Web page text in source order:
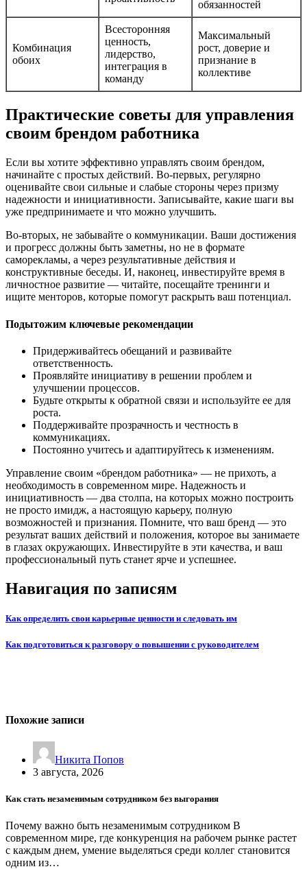
обязанностей
Комбинация
обоих
Всесторонняя
ценность,
лидерство,
интеграция в
команду
Максимальный
рост, доверие и
признание в
коллективе
Практические советы для управления
своим брендом работника
Если вы хотите эффективно управлять своим брендом,
начинайте с простых действий. Во-первых, регулярно
оценивайте свои сильные и слабые стороны через призму
надежности и инициативности. Записывайте, какие шаги вы
уже предпринимаете и что можно улучшить.
Во-вторых, не забывайте о коммуникации. Ваши достижения
и прогресс должны быть заметны, но не в формате
саморекламы, а через результативные действия и
конструктивные беседы. И, наконец, инвестируйте время в
личностное развитие — читайте, посещайте тренинги и
ищите менторов, которые помогут раскрыть ваш потенциал.
Подытожим ключевые рекомендации
Придерживайтесь обещаний и развивайте
ответственность.
Проявляйте инициативу в решении проблем и
улучшении процессов.
Будьте открыты к обратной связи и используйте ее для
роста.
Поддерживайте прозрачность и честность в
коммуникациях.
Постоянно учитесь и адаптируйтесь к изменениям.
Управление своим «брендом работника» — не прихоть, а
необходимость в современном мире. Надежность и
инициативность — два столпа, на которых можно построить
не просто имидж, а настоящую карьеру, полную
возможностей и признания. Помните, что ваш бренд — это
результат ваших действий и положения, которое вы занимаете
в глазах окружающих. Инвестируйте в эти качества, и ваш
профессиональный путь станет ярче и успешнее.
Навигация по записям
Как определить свои карьерные ценности и следовать им
Как подготовиться к разговору о повышении с руководителем
Похожие записи
Никита Попов
3 августа, 2026
Как стать незаменимым сотрудником без выгорания
Почему важно быть незаменимым сотрудником В
современном мире, где конкуренция на рабочем рынке растет
с каждым днем, умение выделяться среди коллег становится
одним из…